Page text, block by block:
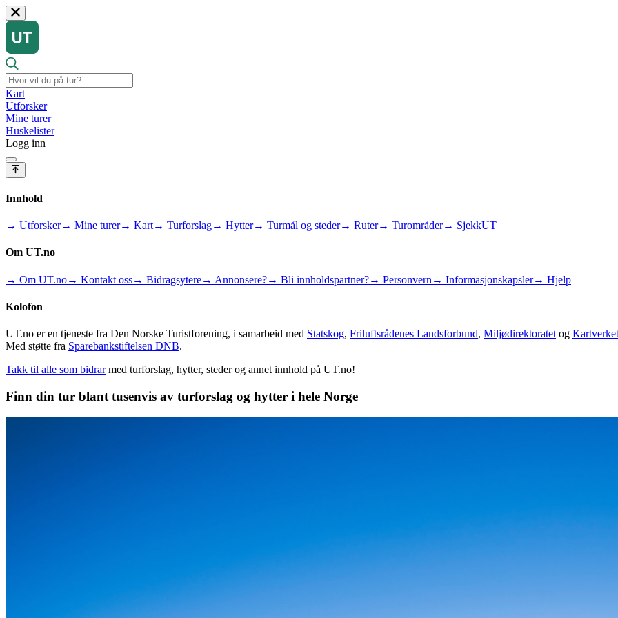
Kart
Utforsker
Mine turer
Huskelister
Logg inn
Innhold
→ Utforsker→ Mine turer→ Kart→ Turforslag→ Hytter→ Turmål og steder→ Ruter→ Turområder→ SjekkUT
Om UT.no
→ Om UT.no→ Kontakt oss→ Bidragsytere→ Annonsere?→ Bli innholdspartner?→ Personvern → Informasjonskapsler→ Hjelp
Kolofon
UT.no er en tjeneste fra Den Norske Turistforening, i samarbeid med Statskog, Friluftsrådenes Landsforbund, Miljødirektoratet og Kartverket
Med støtte fra Sparebankstiftelsen DNB.
Takk til alle som bidrar med turforslag, hytter, steder og annet innhold på UT.no!
Finn din tur blant tusenvis av turforslag og hytter i hele Norge